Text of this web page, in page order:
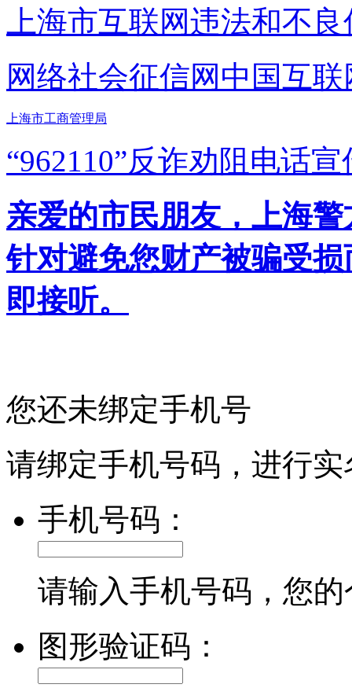
上海市互联网违法和不
网络社会征信网 中国互
上海市工商管理局
“962110”反诈劝阻电话宣
亲爱的市民朋友，上海
针对避免您财产被骗受
即接听。
您还未绑定手机号
请绑定手机号码，进行
手机号码：
请输入手机号码，您
图形验证码：